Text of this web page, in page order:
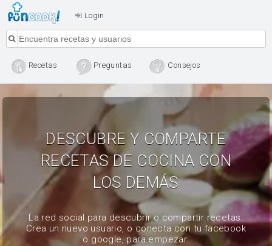
Login
Recetas Preguntas Consejos
DESCUBRE Y COMPARTE
RECETAS DE COCINA CON
LOS DEMÁS
La red social para descubrir o compartir recetas.
Crea un nuevo usuario, o conecta con tu facebook
o google, para empezar.